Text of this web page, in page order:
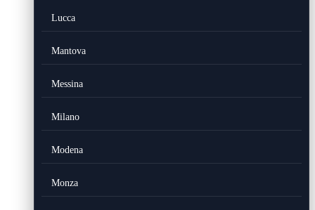
Lucca
Mantova
Messina
Milano
Modena
Monza